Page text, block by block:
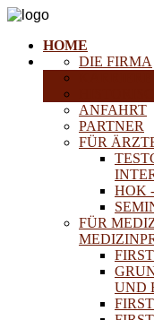
HOME
DIE FIRMA
ANFAHRT
PARTNER
FÜR
HOK
FÜR
UND